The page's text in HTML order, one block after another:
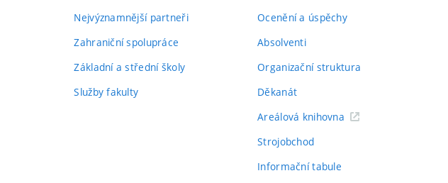
Nejvýznamnější partneři
Zahraniční spolupráce
Základní a střední školy
Služby fakulty
Ocenění a úspěchy
Absolventi
Organizační struktura
Děkanát
Areálová knihovna
Strojobchod
Informační tabule